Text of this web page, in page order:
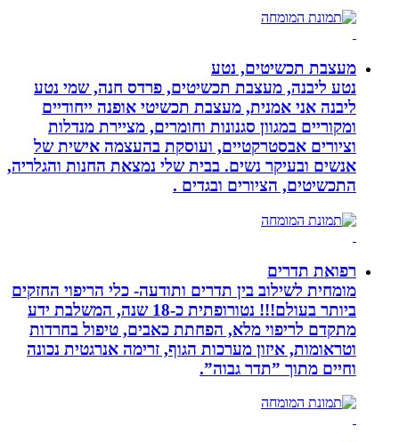
מעצבת תכשיטים, נטע
נטע ליבנה, מעצבת תכשיטים, פרדס חנה, שמי נטע
ליבנה אני אמנית, מעצבת תכשיטי אופנה ייחודיים
ומקוריים במגוון סגנונות וחומרים, מציירת מנדלות
וציורים אבסטרקטיים, ועוסקת בהעצמה אישית של
אנשים ובעיקר נשים. בבית שלי נמצאת החנות והגלריה,
התכשיטים, הציורים ובגדים .
רפואת תדרים
מומחית לשילוב בין תדרים ותודעה- כלי הריפוי החזקים
ביותר בעולם!!! נטורופתית כ-18 שנה, המשלבת ידע
מתקדם לריפוי מלא, הפחתת כאבים, טיפול בחרדות
וטראומות, איזון מערכות הגוף, זרימה אנרגטית נכונה
וחיים מתוך ”תדר גבוה”.